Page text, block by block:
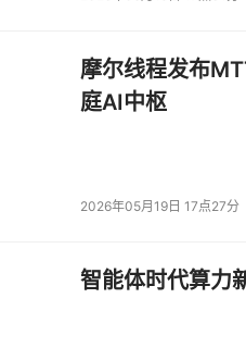
互联网巨头们，华为云的
本理念，面向C端，有了理
，从AI到通信，从理念到产
差距的核心竞争力。
摩尔线程发布
庭AI中枢
2026年05月19日 17点27分
智能体时代算力